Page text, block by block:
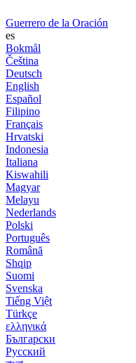
Guerrero de la Oración
es
Bokmål
Čeština
Deutsch
English
Español
Filipino
Français
Hrvatski
Indonesia
Italiana
Kiswahili
Magyar
Melayu
Nederlands
Polski
Português
Română
Shqip
Suomi
Svenska
Tiếng Việt
Türkçe
ελληνικά
Български
Русский